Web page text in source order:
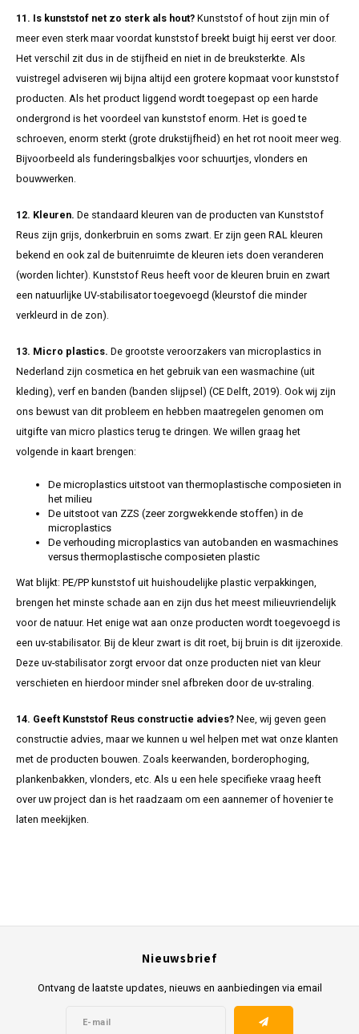
11. Is kunststof net zo sterk als hout? Kunststof of hout zijn min of
meer even sterk maar voordat kunststof breekt buigt hij eerst ver door.
Het verschil zit dus in de stijfheid en niet in de breuksterkte. Als
vuistregel adviseren wij bijna altijd een grotere kopmaat voor kunststof
producten. Als het product liggend wordt toegepast op een harde
ondergrond is het voordeel van kunststof enorm. Het is goed te
schroeven, enorm sterkt (grote drukstijfheid) en het rot nooit meer weg.
Bijvoorbeeld als funderingsbalkjes voor schuurtjes, vlonders en
bouwwerken.
12. Kleuren. De standaard kleuren van de producten van Kunststof
Reus zijn grijs, donkerbruin en soms zwart. Er zijn geen RAL kleuren
bekend en ook zal de buitenruimte de kleuren iets doen veranderen
(worden lichter). Kunststof Reus heeft voor de kleuren bruin en zwart
een natuurlijke UV-stabilisator toegevoegd (kleurstof die minder
verkleurd in de zon).
13. Micro plastics. De grootste veroorzakers van microplastics in
Nederland zijn cosmetica en het gebruik van een wasmachine (uit
kleding), verf en banden (banden slijpsel) (CE Delft, 2019). Ook wij zijn
ons bewust van dit probleem en hebben maatregelen genomen om
uitgifte van micro plastics terug te dringen. We willen graag het
volgende in kaart brengen:
De microplastics uitstoot van thermoplastische composieten in
het milieu
De uitstoot van ZZS (zeer zorgwekkende stoffen) in de
microplastics
De verhouding microplastics van autobanden en wasmachines
versus thermoplastische composieten plastic
Wat blijkt: PE/PP kunststof uit huishoudelijke plastic verpakkingen,
brengen het minste schade aan en zijn dus het meest milieuvriendelijk
voor de natuur. Het enige wat aan onze producten wordt toegevoegd is
een uv-stabilisator. Bij de kleur zwart is dit roet, bij bruin is dit ijzeroxide.
Deze uv-stabilisator zorgt ervoor dat onze producten niet van kleur
verschieten en hierdoor minder snel afbreken door de uv-straling.
14. Geeft Kunststof Reus constructie advies? Nee, wij geven geen
constructie advies, maar we kunnen u wel helpen met wat onze klanten
met de producten bouwen. Zoals keerwanden, borderophoging,
plankenbakken, vlonders, etc. Als u een hele specifieke vraag heeft
over uw project dan is het raadzaam om een aannemer of hovenier te
laten meekijken.
Nieuwsbrief
Ontvang de laatste updates, nieuws en aanbiedingen via email